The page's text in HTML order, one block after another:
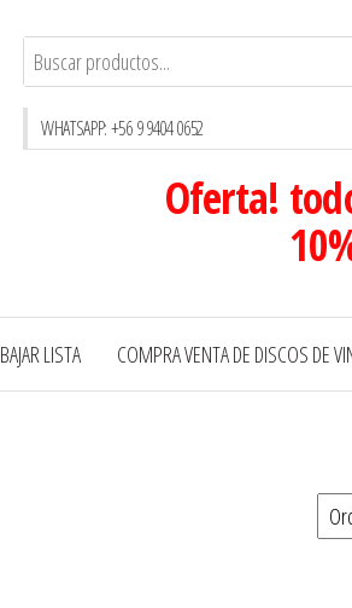
WHATSAPP: +56 9 9404 0652
Oferta!
BAJAR LISTA COMPRA VENTA DE DISCOS DE